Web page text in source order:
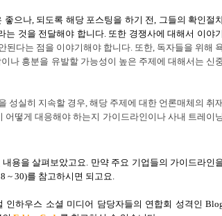
좋으나, 되도록 해당 포스팅을 하기 전
그들의 확인절
는 것을 전달해야 합니다. 또한 경쟁사에 대해서 이야기
된다는 점을 이야기해야 합니다. 또한, 독자들을 위해
나 흥분을 유발할 가능성이 높은 주제에 대해서는 신
성실히 지속할 경우 해당 주제에 대한 언론매체의 취재
어떻게 대응해야 하는지 가이드라인이나 사내 트레이닝
용을 살펴보았고요
만약 주요 기업들의 가이드라인
~ 30)를 참고하시면 되고요
하우스 소셜 미디어 담당자들의 연합회 성격인